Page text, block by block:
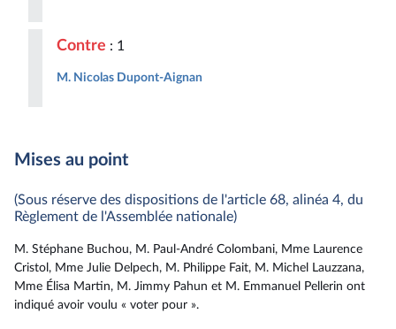
Contre : 1
M. Nicolas Dupont-Aignan
Mises au point
(Sous réserve des dispositions de l'article 68, alinéa 4, du
Règlement de l'Assemblée nationale)
M. Stéphane Buchou, M. Paul-André Colombani, Mme Laurence
Cristol, Mme Julie Delpech, M. Philippe Fait, M. Michel Lauzzana,
Mme Élisa Martin, M. Jimmy Pahun et M. Emmanuel Pellerin ont
indiqué avoir voulu « voter pour ».